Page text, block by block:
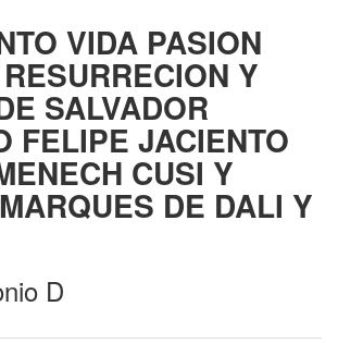
VIDA PASION
Y
SALVADOR
FELIPE JACIENTO
CUSI Y
DE DALI Y
D